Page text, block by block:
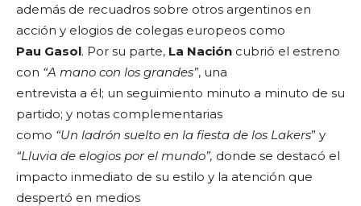
además de recuadros sobre otros argentinos en
acción y elogios de colegas europeos como
Pau Gasol. Por su parte, La Nación cubrió el estreno
con “A mano con los grandes”, una
entrevista a él; un seguimiento minuto a minuto de su
partido; y notas complementarias
como “Un ladrón suelto en la fiesta de los Lakers” y
“Lluvia de elogios por el mundo”, donde se destacó el
impacto inmediato de su estilo y la atención que
despertó en medios